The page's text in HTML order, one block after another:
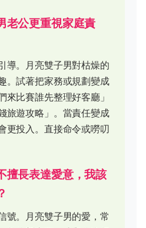
老公更重視家庭責
導。月亮雙子男對枯燥的
。試著把家務或規劃變成
來比賽誰先整理好客廳」
旅遊攻略」。當責任變成
更投入。直接命令或嘮叨
擅長表達愛意，我該
號。月亮雙子男的愛，常